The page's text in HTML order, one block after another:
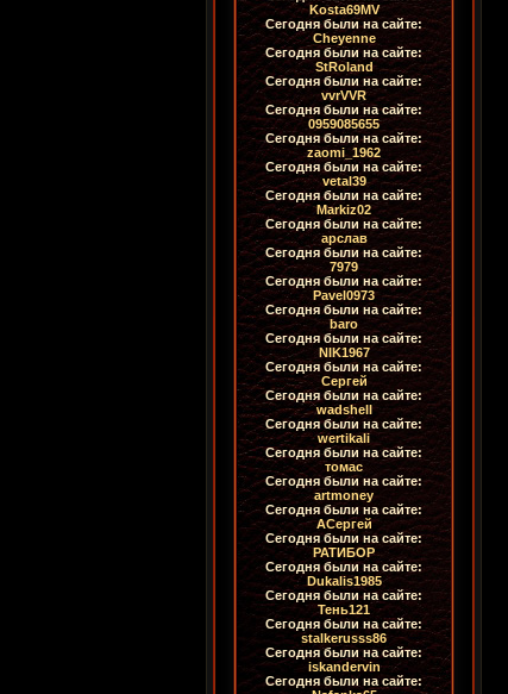
Kosta69MV
Сегодня были на сайте:
Cheyenne
Сегодня были на сайте:
StRoland
Сегодня были на сайте:
vvrVVR
Сегодня были на сайте:
0959085655
Сегодня были на сайте:
zaomi_1962
Сегодня были на сайте:
vetal39
Сегодня были на сайте:
Markiz02
Сегодня были на сайте:
арслав
Сегодня были на сайте:
7979
Сегодня были на сайте:
Pavel0973
Сегодня были на сайте:
baro
Сегодня были на сайте:
NIK1967
Сегодня были на сайте:
Сергей
Сегодня были на сайте:
wadshell
Сегодня были на сайте:
wertikali
Сегодня были на сайте:
томас
Сегодня были на сайте:
artmoney
Сегодня были на сайте:
АСергей
Сегодня были на сайте:
РАТИБОР
Сегодня были на сайте:
Dukalis1985
Сегодня были на сайте:
Тень121
Сегодня были на сайте:
stalkerusss86
Сегодня были на сайте:
iskandervin
Сегодня были на сайте: